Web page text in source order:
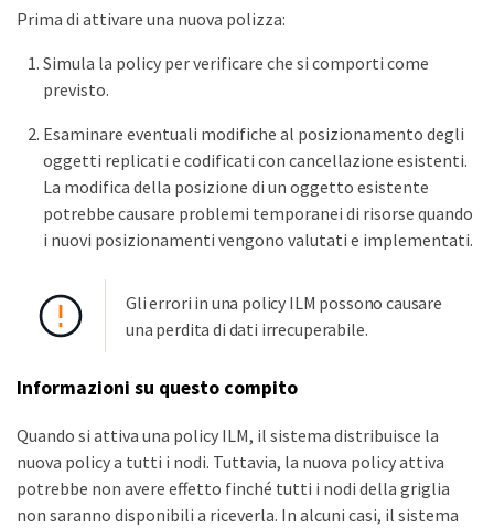
Prima di attivare una nuova polizza:
Simula la policy per verificare che si comporti come
previsto.
Esaminare eventuali modifiche al posizionamento degli
oggetti replicati e codificati con cancellazione esistenti.
La modifica della posizione di un oggetto esistente
potrebbe causare problemi temporanei di risorse quando
i nuovi posizionamenti vengono valutati e implementati.
Gli errori in una policy ILM possono causare
una perdita di dati irrecuperabile.
Informazioni su questo compito
Quando si attiva una policy ILM, il sistema distribuisce la
nuova policy a tutti i nodi. Tuttavia, la nuova policy attiva
potrebbe non avere effetto finché tutti i nodi della griglia
non saranno disponibili a riceverla. In alcuni casi, il sistema